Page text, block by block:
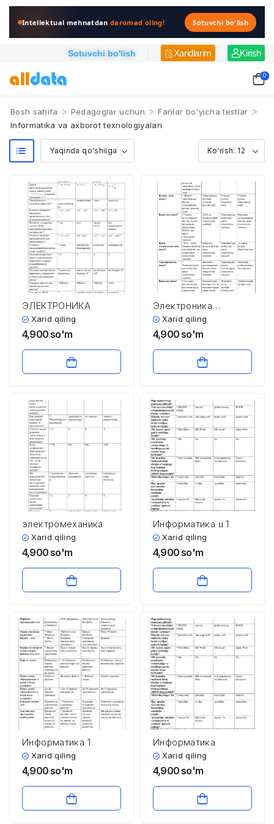
Intellektual mehnatdandaromad oling! Sotuvchi bo'lish
Sotuvchi bo'lish Xaridlarim Kirish
0
Bosh sahifa > Pedagoglar uchun > Fanlar bo'yicha testlar >
Informatika va axborot texnologiyalari
ЭЛЕКТРОНИКА
Xarid qiling
4,900 so'm
Электроника
асослари
Xarid qiling
4,900 so'm
электромеханика
Xarid qiling
4,900 so'm
Информатика u 1
Xarid qiling
4,900 so'm
Информатика 1
Xarid qiling
4,900 so'm
Информатика
Xarid qiling
4,900 so'm